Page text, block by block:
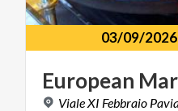
03/09/2026
European
Viale XI Febbraio